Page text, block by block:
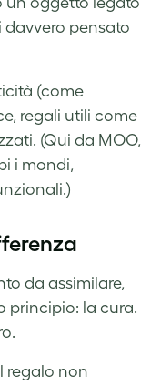
pensato
(come
regali utili come
(Qui da MOO,
i mondi,
da assimilare,
principio: la cura.
regalo non